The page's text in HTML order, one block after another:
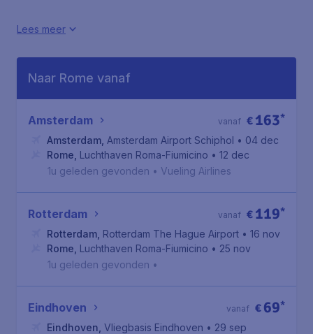
Lees meer
Naar Rome vanaf
Amsterdam € 163*
vanaf
Amsterdam Amsterdam Airport Schiphol • 04 dec
Rome Luchthaven Roma-Fiumicino • 12 dec
1u geleden gevonden • Vueling Airlines
Rotterdam € 119*
vanaf
Rotterdam Rotterdam The Hague Airport • 16 nov
Rome Luchthaven Roma-Fiumicino • 25 nov
1u geleden gevonden •
Eindhoven € 69*
vanaf
Eindhoven Vliegbasis Eindhoven • 29 sep